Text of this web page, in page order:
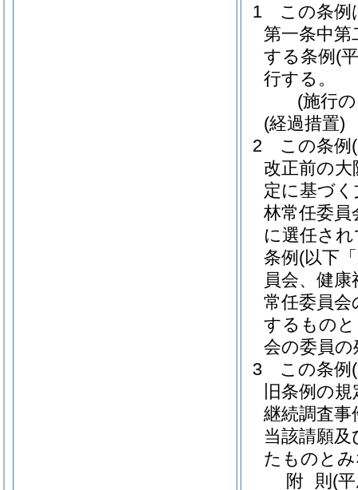
1
この条例
第一条中第
する条例 (
行する。
(施行
(経過措置)
2
この条例
改正前の大
定に基づ
林常任委員
に選任さ
条例 (以下
員会、健
常任委員
するもの
会の委員
3
この条例
旧条例の
継続調査
当該請願
たものと
附 則 (